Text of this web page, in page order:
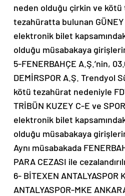
neden olduğu çirkin ve kötü
tezahüratta bulunan
elektronik bilet
olduğu müsabakaya
5-FENERBAHÇE A.Ş.’nin,
DEMİRSPOR A.Ş. Trendyol
kötü tezahürat nedeniyle
TRİBÜN KUZEY C-E ve
elektronik bilet
olduğu müsabakaya
Aynı müsabakada
PARA CEZASI ile
6- BİTEXEN
ANTALYASPOR-MKE